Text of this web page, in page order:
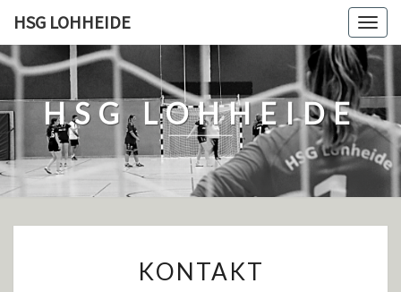
content
HSG LOHHEIDE
HSG LOHHEIDE
KONTAKT